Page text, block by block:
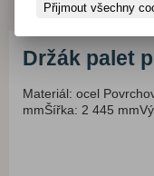
Držák palet
Materiál: ocel
mmŠířka: 2 445
Přijmout všechny